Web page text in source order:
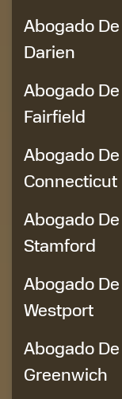
Abogado
Darien
Abogado
Fairfield
Abogado
Connecticut
Abogado
Stamford
Abogado
Westport
Abogado
Greenwich